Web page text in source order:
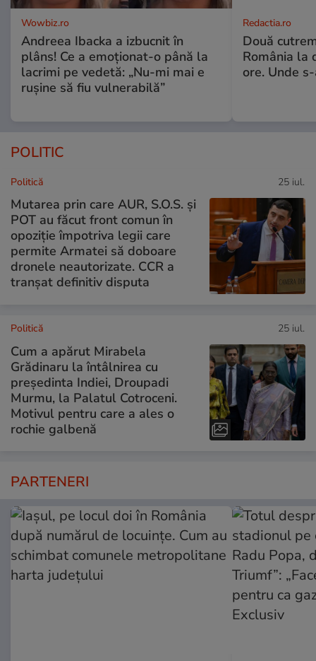
Wowbiz.ro
Andreea Ibacka a izbucnit în
plâns! Ce a emoționat-o până la
lacrimi pe vedetă: „Nu-mi mai e
rușine să fiu vulnerabilă”
Redactia.ro
Două
România la
ore. Unde
POLITIC
Politică 25 iul.
Mutarea prin care AUR, S.O.S. și
POT au făcut front comun în
opoziție împotriva legii care
permite Armatei să doboare
dronele neautorizate. CCR a
tranșat definitiv disputa
Politică 25 iul.
Cum a apărut Mirabela
Grădinaru la întâlnirea cu
președinta Indiei, Droupadi
Murmu, la Palatul Cotroceni.
Motivul pentru care a ales o
rochie galbenă
PARTENERI